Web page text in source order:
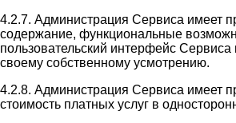
4.2.7. Администрация Сервиса имеет
содержание, функциональные
пользовательский интерфейс
своему собственному усмотрению.
4.2.8. Администрация Сервиса имеет
стоимость платных услуг в